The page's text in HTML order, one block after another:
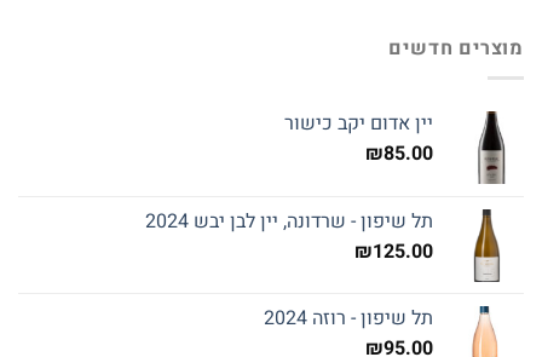
מוצרים חדשים
יין אדום יקב כישור
₪85.00
תל שיפון - שרדונה, יין לבן יבש 2024
₪125.00
תל שיפון - רוזה 2024
₪95.00